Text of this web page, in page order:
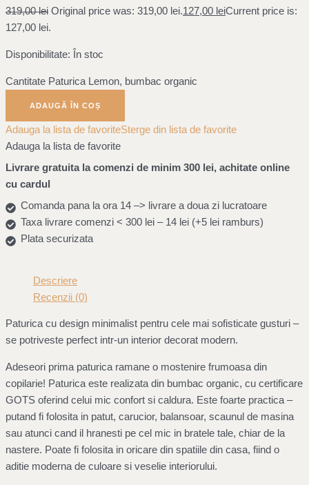
319,00lei Original price was: 319,00 lei.127,00 leiCurrent price is:
127,00 lei.
Disponibilitate: În stoc
Cantitate Paturica Lemon, bumbac organic
ADAUGĂ ÎN COȘ
Adauga la lista de favoriteSterge din lista de favorite
Adauga la lista de favorite
Livrare gratuita la comenzi de minim 300 lei, achitate online
cu cardul
Comanda pana la ora 14 –> livrare a doua zi lucratoare
Taxa livrare comenzi < 300 lei – 14 lei (+5 lei ramburs)
Plata securizata
Descriere
Recenzii (0)
Paturica cu design minimalist pentru cele mai sofisticate gusturi –
se potriveste perfect intr-un interior decorat modern.
Adeseori prima paturica ramane o mostenire frumoasa din
copilarie! Paturica este realizata din bumbac organic, cu certificare
GOTS oferind celui mic confort si caldura. Este foarte practica –
putand fi folosita in patut, carucior, balansoar, scaunul de masina
sau atunci cand il hranesti pe cel mic in bratele tale, chiar de la
nastere. Poate fi folosita in oricare din spatiile din casa, fiind o
aditie moderna de culoare si veselie interiorului.